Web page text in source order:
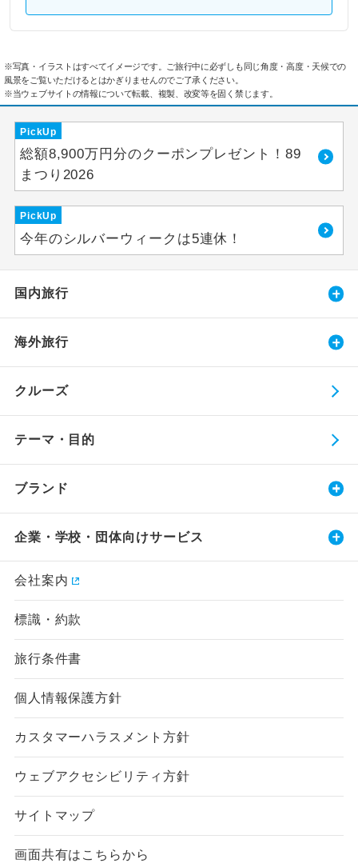
※写真・イラストはすべてイメージです。ご旅行中に必ずしも同じ角度・高度・天候での
風景をご覧いただけるとはかぎりませんのでご了承ください。
※当ウェブサイトの情報について転載、複製、改変等を固く禁じます。
PickUp
総額8,900万円分のクーポンプレゼント！89
まつり2026
PickUp
今年のシルバーウィークは5連休！
国内旅行
海外旅行
クルーズ
テーマ・目的
ブランド
企業・学校・団体向けサービス
会社案内
標識・約款
旅行条件書
個人情報保護方針
カスタマーハラスメント方針
ウェブアクセシビリティ方針
サイトマップ
画面共有はこちらから